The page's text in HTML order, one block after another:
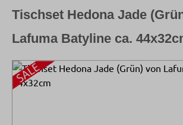
Bildergalerie überspringen
Tischset Hedona Jade
Lafuma Batyline ca.